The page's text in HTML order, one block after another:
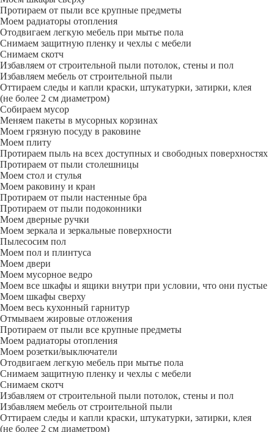
Протираем от пыли все крупные предметы
Моем радиаторы отопления
Отодвигаем легкую мебель при мытье пола
Снимаем защитную пленку и чехлы с мебели
Снимаем скотч
Избавляем от строительной пыли потолок, стены и пол
Избавляем мебель от строительной пыли
Оттираем следы и капли краски, штукатурки, затирки, клея
(не более 2 см диаметром)
Собираем мусор
Меняем пакеты в мусорных корзинах
Моем грязную посуду в раковине
Моем плиту
Протираем пыль на всех доступных и свободных поверхностях
Протираем от пыли столешницы
Моем стол и стулья
Моем раковину и кран
Протираем от пыли настенные бра
Протираем от пыли подоконники
Моем дверные ручки
Моем зеркала и зеркальные поверхности
Пылесосим пол
Моем пол и плинтуса
Моем двери
Моем мусорное ведро
Моем все шкафы и ящики внутри при условии, что они пустые
Моем шкафы сверху
Моем весь кухонный гарнитур
Отмываем жировые отложения
Протираем от пыли все крупные предметы
Моем радиаторы отопления
Моем розетки/выключатели
Отодвигаем легкую мебель при мытье пола
Снимаем защитную пленку и чехлы с мебели
Снимаем скотч
Избавляем от строительной пыли потолок, стены и пол
Избавляем мебель от строительной пыли
Оттираем следы и капли краски, штукатурки, затирки, клея
(не более 2 см диаметром)